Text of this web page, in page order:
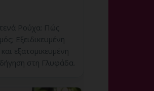
Ρούχα: Πώς
Εξειδικευμένη
εξατομικευμένη
στη Γλυφάδα.